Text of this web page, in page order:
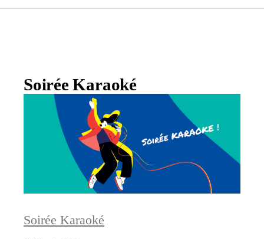
Soirée Karaoké
Soirée Karaoké